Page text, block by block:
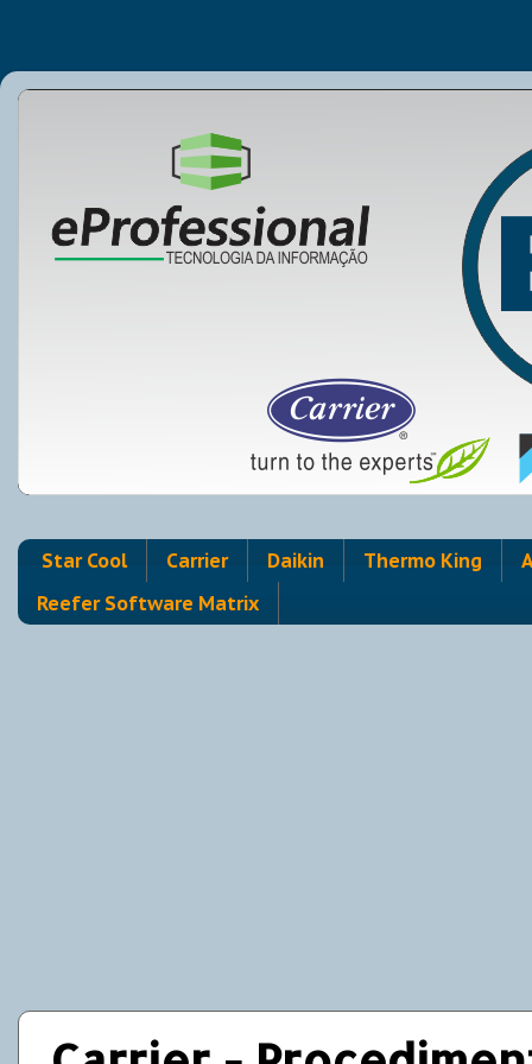
Star Cool Carrier Daikin Thermo King
Reefer Software Matrix